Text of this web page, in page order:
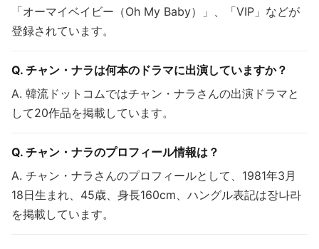
「オーマイベイビー（Oh My Baby）」、「VIP」などが
登録されています。
Q. チャン・ナラは何本のドラマに出演していますか？
A. 韓流ドットコムではチャン・ナラさんの出演ドラマと
して20作品を掲載しています。
Q. チャン・ナラのプロフィール情報は？
A. チャン・ナラさんのプロフィールとして、1981年3月
18日生まれ、45歳、身長160cm、ハングル表記は장나라
を掲載しています。